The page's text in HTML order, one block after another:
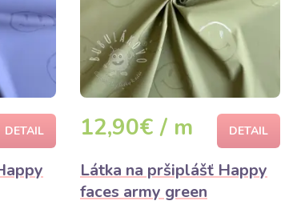
DETAIL 12,90€ / m DETAIL
Látka na pršiplášť Happy
faces army green